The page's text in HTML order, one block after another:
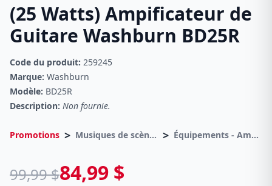
(25 Watts) Ampificateur de
Guitare Washburn BD25R
Code du produit: 259245
Marque: Washburn
Modèle: BD25R
Description: Non fournie.
Promotions > Musiques de scènes > Équipements - Amplificateurs
99,99 $84,99 $